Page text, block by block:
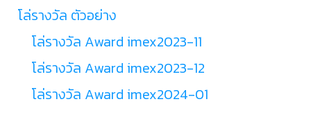
โล่รางวัล ตัวอย่าง
โล่รางวัล Award imex2023-11
โล่รางวัล Award imex2023-12
โล่รางวัล Award imex2024-01